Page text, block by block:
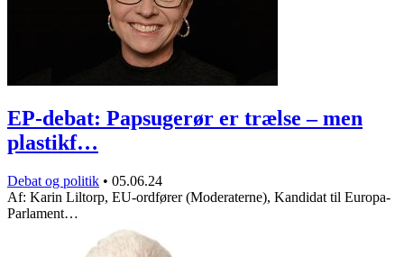
EP-debat: Papsugerør er trælse – men
plastikf…
Debat og politik • 05.06.24
Af: Karin Liltorp, EU-ordfører (Moderaterne), Kandidat til Europa-
Parlament…